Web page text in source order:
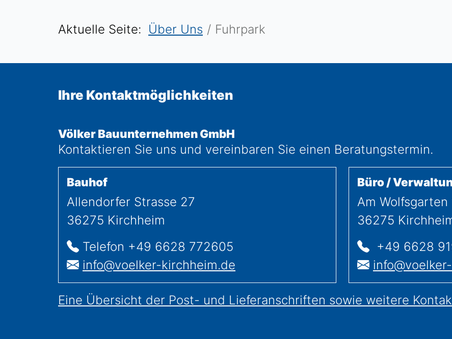
Aktuelle Seite: Über Uns Fuhrpark
Ihre Kontaktmöglichkeiten
Völker Bauunternehmen GmbH
Kontaktieren Sie uns und vereinbaren Sie einen Beratungstermin.
Bauhof
Allendorfer Strasse 27
36275 Kirchheim
Telefon +49 6628 772605
E-Mail
info@voelker-kirchheim.de
Büro /
Am Wolfsgarten
36275
Telefon
+49 6628
E-Mail
Eine Übersicht der Post- und Lieferanschriften sowie weitere